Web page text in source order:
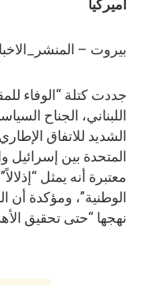
أميركياً
بيروت –
جددت كتلة “الوفاء
اللبناني، الجناح
الشديد للاتفاق
المتحدة بين إسرائيل
معتبرة أنه يمثل
الوطنية”، ومؤكدة أن
نهجها “حتى تحقيق